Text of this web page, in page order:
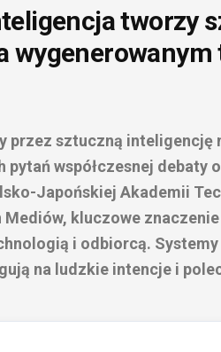
tworzy
przez sztuczną inteligencję
współczesnej debaty
Japońskiej Akademii
Mediów, kluczowe
i odbiorcą.
na ludzkie intencje i